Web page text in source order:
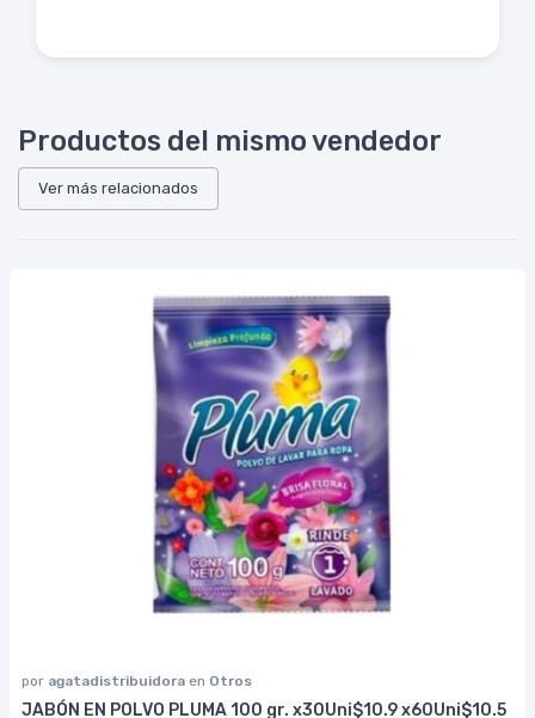
Productos del mismo vendedor
Ver más relacionados
por agatadistribuidora en Otros
JABÓN EN POLVO PLUMA 100 gr. x30Uni$10.9 x60Uni$10.5